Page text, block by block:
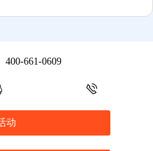
400-661-0609
动